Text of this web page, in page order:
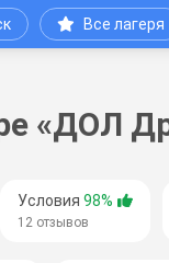
Все лагеря
«ДОЛ
Условия 98%
12 отзывов